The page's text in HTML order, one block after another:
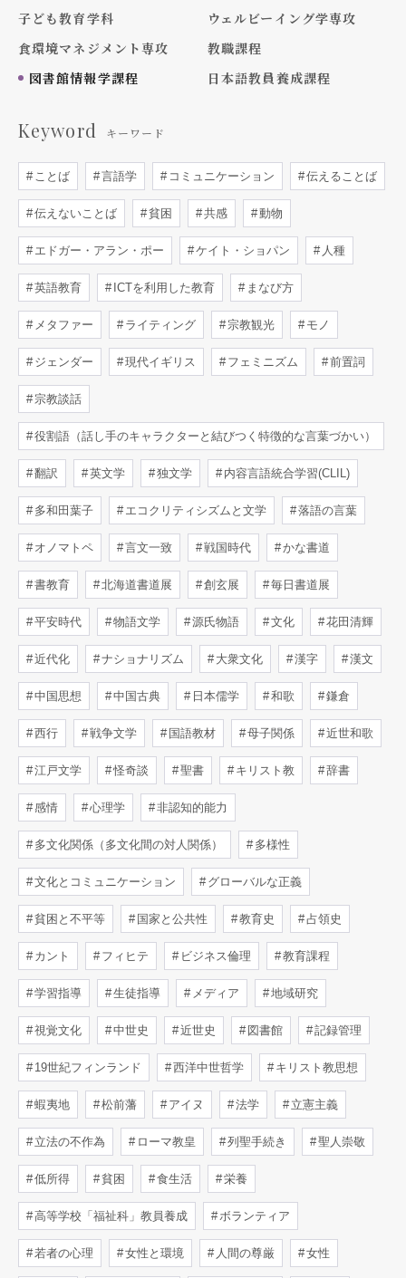
子ども教育学科
ウェルビーイング学専攻
食環境マネジメント専攻
教職課程
図書館情報学課程
日本語教員養成課程
Keyword キーワード
ことば 言語学 コミュニケーション 伝えることば
伝えないことば 貧困 共感 動物
エドガー・アラン・ポー ケイト・ショパン 人種
英語教育 ICTを利用した教育 まなび方
メタファー ライティング 宗教観光 モノ
ジェンダー 現代イギリス フェミニズム 前置詞
宗教談話
役割語（話し手のキャラクターと結びつく特徴的な言葉づかい）
翻訳 英文学 独文学 内容言語統合学習(CLIL)
多和田葉子 エコクリティシズムと文学 落語の言葉
オノマトペ 言文一致 戦国時代 かな書道
書教育 北海道書道展 創玄展 毎日書道展
平安時代 物語文学 源氏物語 文化 花田清輝
近代化 ナショナリズム 大衆文化 漢字 漢文
中国思想 中国古典 日本儒学 和歌 鎌倉
西行 戦争文学 国語教材 母子関係 近世和歌
江戸文学 怪奇談 聖書 キリスト教 辞書
感情 心理学 非認知的能力
多文化関係（多文化間の対人関係） 多様性
文化とコミュニケーション グローバルな正義
貧困と不平等 国家と公共性 教育史 占領史
カント フィヒテ ビジネス倫理 教育課程
学習指導 生徒指導 メディア 地域研究
視覚文化 中世史 近世史 図書館 記録管理
19世紀フィンランド 西洋中世哲学 キリスト教思想
蝦夷地 松前藩 アイヌ 法学 立憲主義
立法の不作為 ローマ教皇 列聖手続き 聖人崇敬
低所得 貧困 食生活 栄養
高等学校「福祉科」教員養成 ボランティア
若者の心理 女性と環境 人間の尊厳 女性